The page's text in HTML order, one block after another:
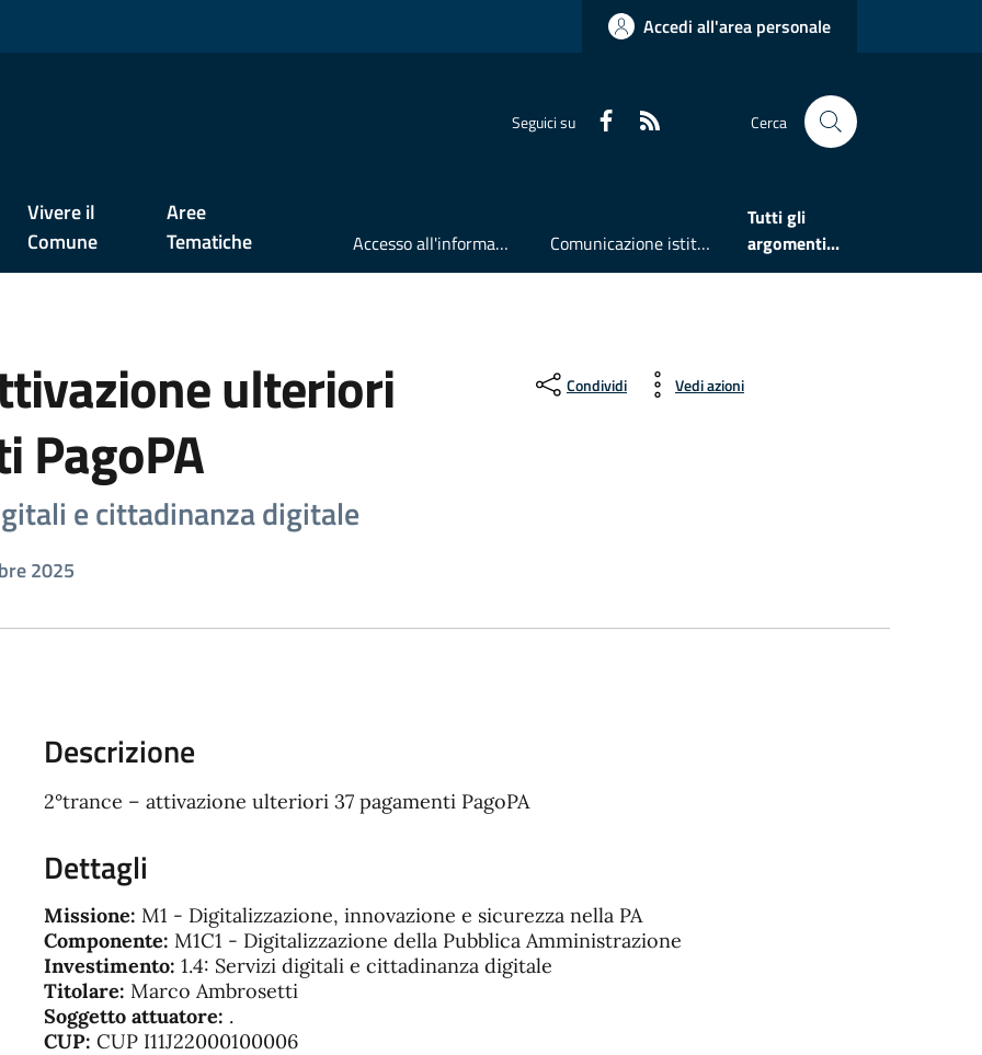
Accedi all'area personale
Seguici su Faceboook Cerca
Vivere il
Comune
Aree
Tematiche
Accesso all'informazione Comunicazione istituzionale
Tutti gli
argomenti...
ulteriori
PagoPA
e cittadinanza digitale
2025
Condividi Vedi azioni
Descrizione
2°trance – attivazione ulteriori 37 pagamenti PagoPA
Dettagli
Missione: M1 - Digitalizzazione, innovazione e sicurezza nella PA
Componente: M1C1 - Digitalizzazione della Pubblica Amministrazione
Investimento: 1.4: Servizi digitali e cittadinanza digitale
Titolare: Marco Ambrosetti
Soggetto attuatore: .
CUP: CUP I11J22000100006